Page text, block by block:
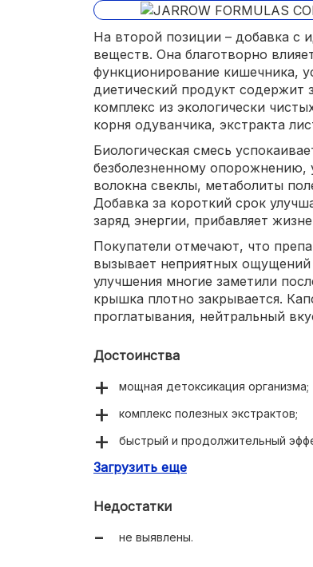
На второй позиции – добавка с
веществ. Она благотворно
функционирование кишечника,
диетический продукт содержит
комплекс из экологически
корня одуванчика, экстракта
Биологическая смесь
безболезненному опорожнению,
волокна свеклы, метаболиты
Добавка за короткий срок
заряд энергии, прибавляет
Покупатели отмечают, что
вызывает неприятных
улучшения многие заметили
крышка плотно закрывается.
проглатывания, нейтральный
Достоинства
мощная детоксикация организма;
комплекс полезных экстрактов;
быстрый и продолжительный
диетический низкокалорийный
Загрузить еще
Недостатки
не выявлены.